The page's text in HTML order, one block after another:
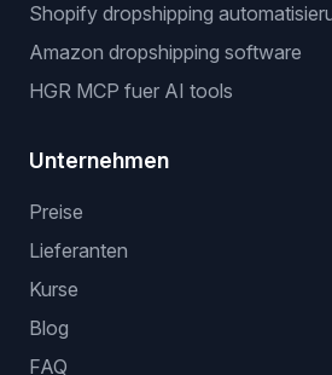
Shopify dropshipping
Amazon dropshipping software
HGR MCP fuer AI tools
Unternehmen
Preise
Lieferanten
Kurse
Blog
FAQ